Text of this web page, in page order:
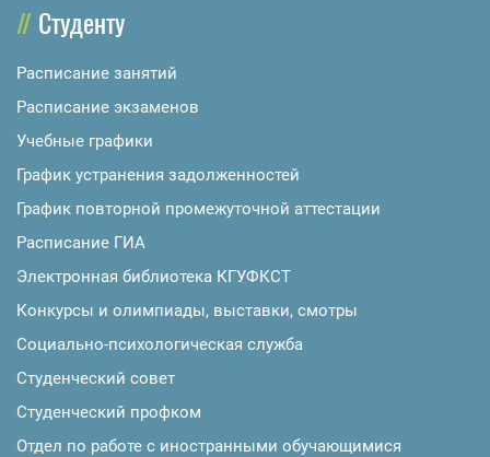
Студенту
Расписание занятий
Расписание экзаменов
Учебные графики
График устранения задолженностей
График повторной промежуточной аттестации
Расписание ГИА
Электронная библиотека КГУФКСТ
Конкурсы и олимпиады, выставки, смотры
Социально-психологическая служба
Студенческий совет
Студенческий профком
Отдел по работе с иностранными обучающимися